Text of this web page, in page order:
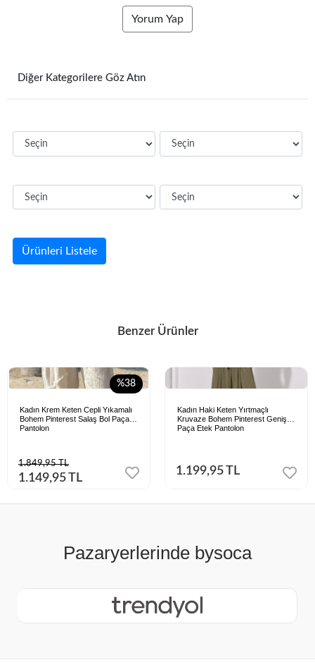
Yorum Yap
Diğer Kategorilere Göz Atın
Ürünleri Listele
Benzer Ürünler
%38
Kadın Krem Keten Cepli Yıkamalı
Bohem Pinterest Salaş Bol Paça
Pantolon
1.849,95 TL
1.149,95 TL
Kadın Haki Keten Yırtmaçlı
Kruvaze Bohem Pinterest Geniş
Paça Etek Pantolon
1.199,95 TL